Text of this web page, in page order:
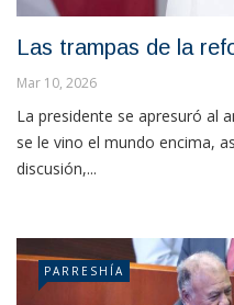
Las trampas de la
Mar 10, 2026
La presidente se apresuró al
se le vino el mundo encima,
discusión,...
PARRESHÍA